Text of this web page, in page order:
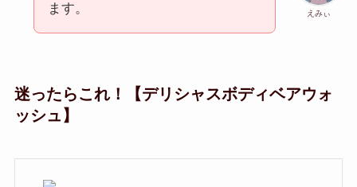
えみぃ
ます。
迷ったらこれ！【デリシャスボディベアウォ
ッシュ】